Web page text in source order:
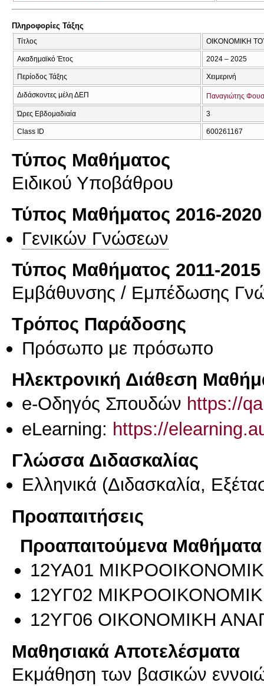
Πληροφορίες Τάξης
Τίτλος ΟΙΚΟΝΟΜΙΚΗ
Ακαδημαϊκό Έτος 2024 – 2025
Περίοδος Τάξης Χειμερινή
Διδάσκοντες μέλη ΔΕΠ Παναγιώτης
Ώρες Εβδομαδιαία 3
Class ID 600261167
Τύπος Μαθήματος
Ειδικού Υποβάθρου
Τύπος Μαθήματος 2016-2020
Γενικών Γνώσεων
Τύπος Μαθήματος 2011-2015
Εμβάθυνσης / Εμπέδωσης
Τρόπος Παράδοσης
Πρόσωπο με πρόσωπο
Ηλεκτρονική Διάθεση
e-Οδηγός Σπουδών https://
eLearning: https://
Γλώσσα Διδασκαλίας
Ελληνικά (Διδασκαλία,
Προαπαιτήσεις
Προαπαιτούμενα Μαθήματα
12ΥΑ01
12ΥΓ02
12ΥΓ06 ΟΙΚΟΝΟΜΙΚΗ
Μαθησιακά Αποτελέσματα
Εκμάθηση των βασικών